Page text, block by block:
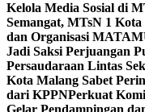
Kelola Media Sosial di
Semangat, MTsN 1
dan Organisasi
Jadi Saksi Perjuangan
Persaudaraan Lintas
Kota Malang Sabet
dari KPPNPerkuat
Gelar Pendampingan